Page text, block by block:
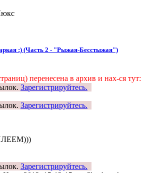
:) (Часть 2 - "Рыжая-Бесстыжая")
перенесена в архив и нах-ся тут:
Зарегистрируйтесь.
Зарегистрируйтесь.
Зарегистрируйтесь.